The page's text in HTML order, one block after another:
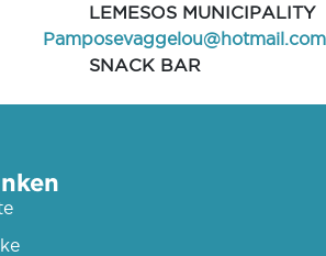
LEMESOS MUNICIPALITY
Pamposevaggelou@hotmail.com
SNACK BAR